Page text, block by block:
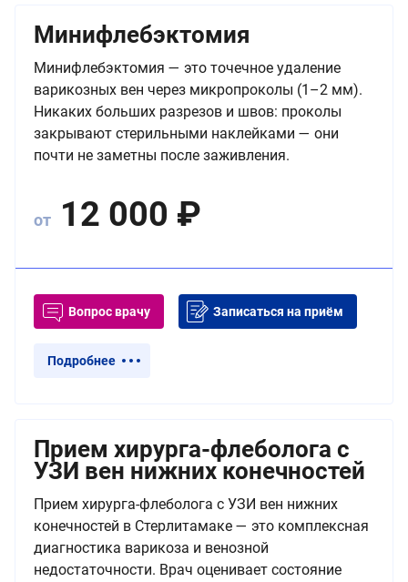
Минифлебэктомия
Минифлебэктомия — это точечное удаление
варикозных вен через микропроколы (1–2 мм).
Никаких больших разрезов и швов: проколы
закрывают стерильными наклейками — они
почти не заметны после заживления.
от 12 000 ₽
Вопрос врачу Записаться на приём
Подробнее
Прием хирурга-флеболога с
УЗИ вен нижних конечностей
Прием хирурга-флеболога с УЗИ вен нижних
конечностей в Стерлитамаке — это комплексная
диагностика варикоза и венозной
недостаточности. Врач оценивает состояние